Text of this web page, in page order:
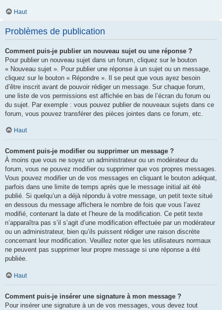
Haut
Problèmes de publication
Comment puis-je publier un nouveau sujet ou une réponse ?
Pour publier un nouveau sujet dans un forum, cliquez sur le bouton
« Nouveau sujet ». Pour publier une réponse à un sujet ou un message,
cliquez sur le bouton « Répondre ». Il se peut que vous ayez besoin
d’être inscrit avant de pouvoir rédiger un message. Sur chaque forum,
une liste de vos permissions est affichée en bas de l’écran du forum ou
du sujet. Par exemple : vous pouvez publier de nouveaux sujets dans ce
forum, vous pouvez transférer des pièces jointes dans ce forum, etc.
Haut
Comment puis-je modifier ou supprimer un message ?
À moins que vous ne soyez un administrateur ou un modérateur du
forum, vous ne pouvez modifier ou supprimer que vos propres messages.
Vous pouvez modifier un de vos messages en cliquant le bouton adéquat,
parfois dans une limite de temps après que le message initial ait été
publié. Si quelqu’un a déjà répondu à votre message, un petit texte situé
en dessous du message affichera le nombre de fois que vous l’avez
modifié, contenant la date et l’heure de la modification. Ce petit texte
n’apparaîtra pas s’il s’agit d’une modification effectuée par un modérateur
ou un administrateur, bien qu’ils puissent rédiger une raison discrète
concernant leur modification. Veuillez noter que les utilisateurs normaux
ne peuvent pas supprimer leur propre message si une réponse a été
publiée.
Haut
Comment puis-je insérer une signature à mon message ?
Pour insérer une signature à un de vos messages, vous devez tout